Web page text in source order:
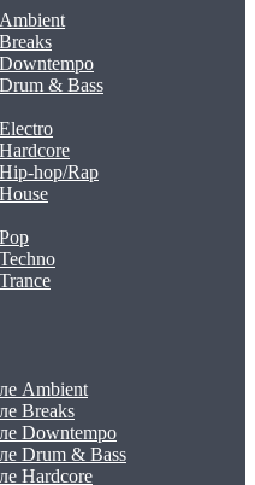
& Bass
hop/Rap
Ambient
Breaks
Downtempo
Drum & Bass
Hardcore